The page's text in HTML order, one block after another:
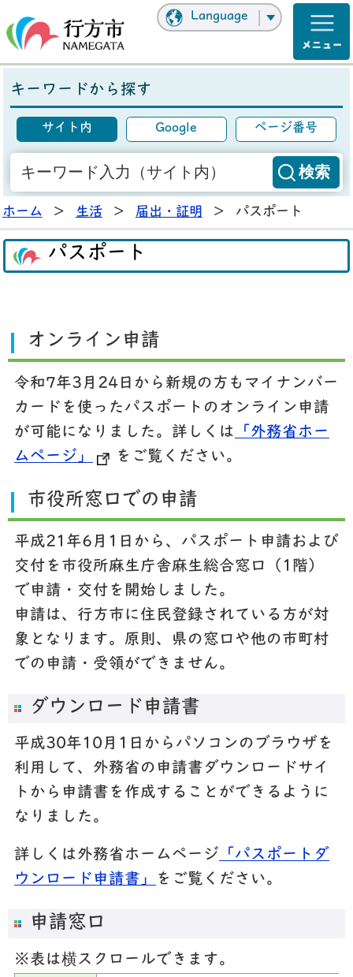
Language
キーワードから探す
サイト内 Google ページ番号
ホーム > 生活 > 届出・証明 > パスポート
パスポート
オンライン申請
令和7年3月24日から新規の方もマイナンバー
カードを使ったパスポートのオンライン申請
が可能になりました。詳しくは 「外務省ホー
ムページ」
をご覧ください。
市役所窓口での申請
平成21年6月1日から、パスポート申請および
交付を市役所麻生庁舎麻生総合窓口（1階）
で申請・交付を開始しました。
申請は、行方市に住民登録されている方が対
象となります。原則、県の窓口や他の市町村
での申請・受領ができません。
ダウンロード申請書
平成30年10月1日からパソコンのブラウザを
利用して、外務省の申請書ダウンロードサイ
トから申請書を作成することができるように
なりました。
詳しくは外務省ホームページ 「パスポートダ
ウンロード申請書」
をご覧ください。
申請窓口
※表は横スクロールできます。